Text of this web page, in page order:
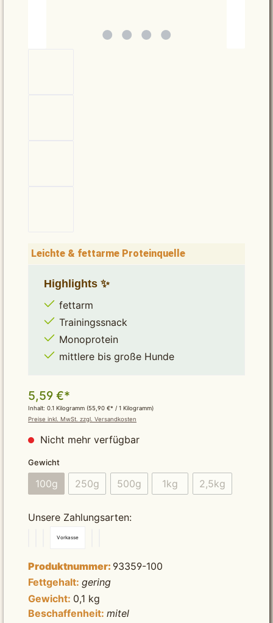
Leichte & fettarme Proteinquelle
Highlights ✨
fettarm
Trainingssnack
Monoprotein
mittlere bis große Hunde
5,59 €*
Inhalt: 0.1 Kilogramm (55,90 €* / 1 Kilogramm)
Preise inkl. MwSt. zzgl. Versandkosten
Nicht mehr verfügbar
Gewichtauswählen
100g(Diese Option ist zurzeit nicht verfügbar.)
250g(Diese Option ist zurzeit nicht verfügbar.)
500g(Diese Option ist zurzeit nicht
1kg(Diese Option ist zurzeit
2,5kg(Diese Option
Unsere Zahlungsarten:
Vorkasse
Produktnummer: 93359-100
Fettgehalt: gering
Gewicht: 0,1 kg
Beschaffenheit: mitel